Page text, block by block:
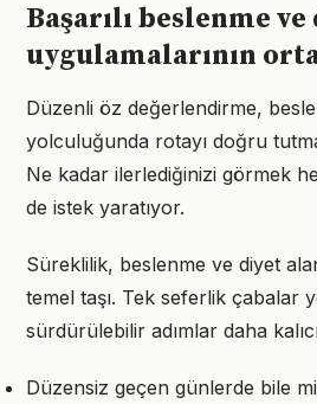
Başarılı beslenme
uygulamalarının
Düzenli öz değerlendirme,
yolculuğunda rotayı doğru
Ne kadar ilerlediğinizi görmek
de istek yaratıyor.
Süreklilik, beslenme ve diyet
temel taşı. Tek seferlik çabalar
sürdürülebilir adımlar daha
Düzensiz geçen günlerde bile